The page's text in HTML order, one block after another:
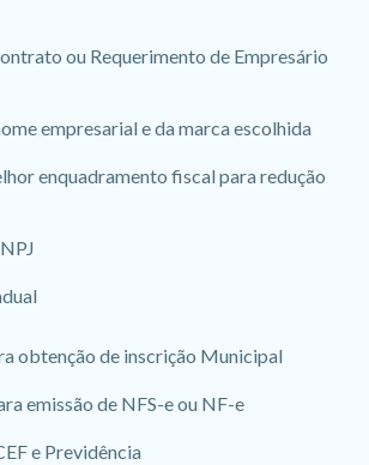
ou Requerimento de Empresário
empresarial e da marca escolhida
enquadramento fiscal para redução
obtenção de inscrição Municipal
emissão de NFS-e ou NF-e
e Previdência